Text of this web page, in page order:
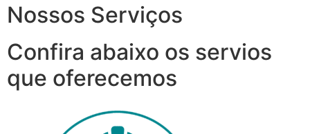
Nossos Serviços
Confira abaixo os servios
que oferecemos